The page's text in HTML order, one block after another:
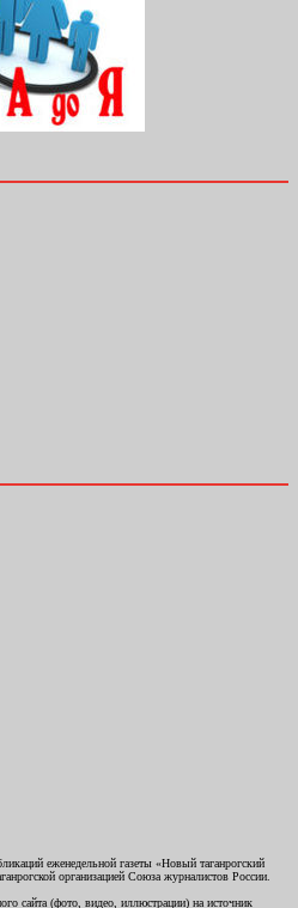
еженедельной газеты «Новый таганрогский
организацией Союза журналистов России.
сайта (фото, видео, иллюстрации) на источник